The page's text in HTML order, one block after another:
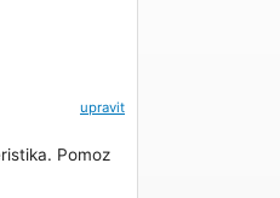
upravit
Pomoz